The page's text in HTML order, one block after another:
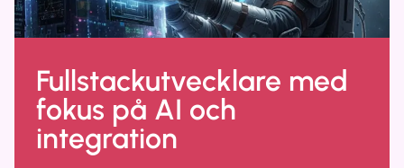
Fullstackutvecklare med
fokus på AI och
integration